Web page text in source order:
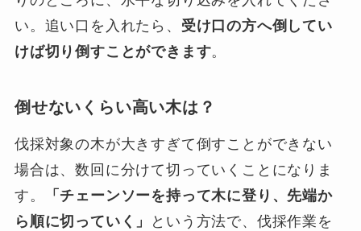
い。追い口を入れたら、 受け口の方へ倒してい
けば切り倒すことができます。
倒せないくらい高い木は？
伐採対象の木が大きすぎて倒すことができない
場合は、数回に分けて切っていくことになりま
す。
「チェーンソーを持って木に登り、先端か
ら順に切っていく」
という方法で、伐採作業を